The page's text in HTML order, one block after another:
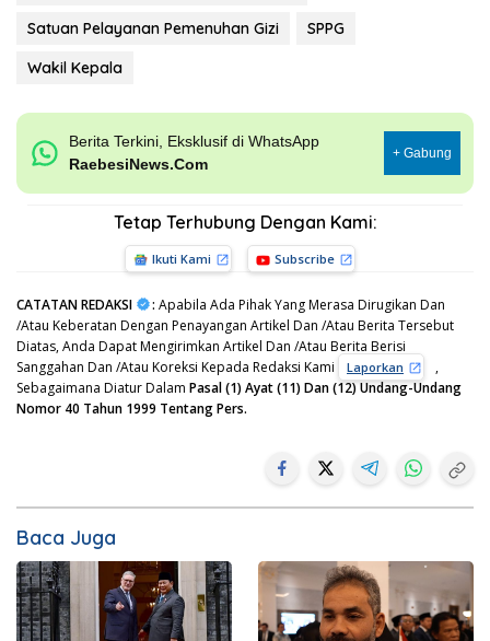
Satuan Pelayanan Pemenuhan Gizi
SPPG
Wakil Kepala
Berita Terkini, Eksklusif di WhatsApp
RaebesiNews.Com
+ Gabung
Tetap Terhubung Dengan Kami:
Ikuti Kami Subscribe
CATATAN REDAKSI : Apabila Ada Pihak Yang Merasa Dirugikan Dan
/Atau Keberatan Dengan Penayangan Artikel Dan /Atau Berita Tersebut
Diatas, Anda Dapat Mengirimkan Artikel Dan /Atau Berita Berisi
Sanggahan Dan /Atau Koreksi Kepada Redaksi Kami
Laporkan
,
Sebagaimana Diatur Dalam Pasal (1) Ayat (11) Dan (12) Undang-Undang
Nomor 40 Tahun 1999 Tentang Pers.
Baca Juga